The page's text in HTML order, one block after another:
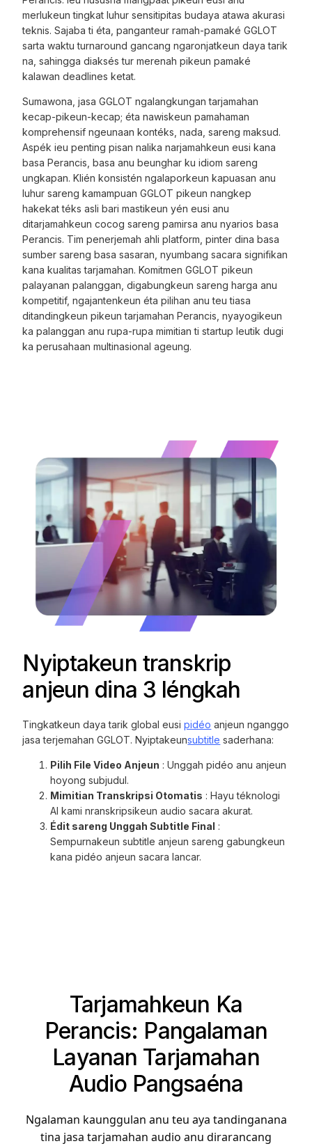
merlukeun tingkat luhur sensitipitas budaya atawa akurasi
teknis. Sajaba ti éta, panganteur ramah-pamaké GGLOT
sarta waktu turnaround gancang ngaronjatkeun daya tarik
na, sahingga diaksés tur merenah pikeun pamaké
kalawan deadlines ketat.
Sumawona, jasa GGLOT ngalangkungan tarjamahan
kecap-pikeun-kecap; éta nawiskeun pamahaman
komprehensif ngeunaan kontéks, nada, sareng maksud.
Aspék ieu penting pisan nalika narjamahkeun eusi kana
basa Perancis, basa anu beunghar ku idiom sareng
ungkapan. Klién konsistén ngalaporkeun kapuasan anu
luhur sareng kamampuan GGLOT pikeun nangkep
hakekat téks asli bari mastikeun yén eusi anu
ditarjamahkeun cocog sareng pamirsa anu nyarios basa
Perancis. Tim penerjemah ahli platform, pinter dina basa
sumber sareng basa sasaran, nyumbang sacara signifikan
kana kualitas tarjamahan. Komitmen GGLOT pikeun
palayanan palanggan, digabungkeun sareng harga anu
kompetitif, ngajantenkeun éta pilihan anu teu tiasa
ditandingkeun pikeun tarjamahan Perancis, nyayogikeun
ka palanggan anu rupa-rupa mimitian ti startup leutik dugi
ka perusahaan multinasional ageung.
Nyiptakeun transkrip
anjeun dina 3 léngkah
Tingkatkeun daya tarik global eusipidéo anjeun nganggo
jasa terjemahan GGLOT. Nyiptakeunsubtitle saderhana:
Pilih File Video Anjeun : Unggah pidéo anu anjeun
hoyong subjudul.
Mimitian Transkripsi Otomatis : Hayu téknologi
AI kami nranskripsikeun audio sacara akurat.
Édit sareng Unggah Subtitle Final :
Sempurnakeun subtitle anjeun sareng gabungkeun
kana pidéo anjeun sacara lancar.
Tarjamahkeun Ka
Perancis: Pangalaman
Layanan Tarjamahan
Audio Pangsaéna
Ngalaman kaunggulan anu teu aya tandinganana
tina jasa tarjamahan audio anu dirarancang